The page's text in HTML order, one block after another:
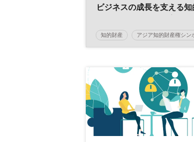
ビジネスの成長を支える
点からの考察～
知的財産 アジア知的財産権シン
エンターテインメント 参加無料